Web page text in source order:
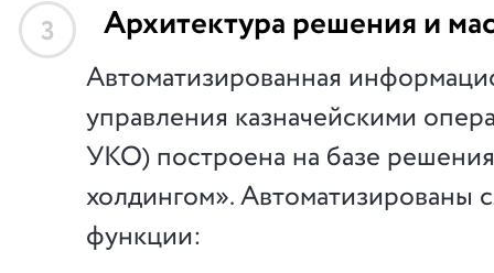
3 Архитектура решения и
Автоматизированная
управления казначейскими
УКО) построена на базе
холдингом». Автоматизированы
функции: